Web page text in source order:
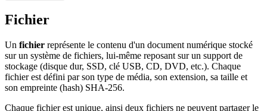
Fichier
Un fichier représente le contenu d'un document numérique stocké
sur un système de fichiers, lui-même reposant sur un support de
stockage (disque dur, SSD, clé USB, CD, DVD, etc.). Chaque
fichier est défini par son type de média, son extension, sa taille et
son empreinte (hash) SHA-256.
Chaque fichier est unique, ainsi deux fichiers ne peuvent partager le